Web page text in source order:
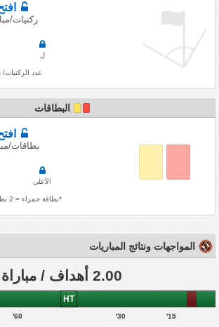
ركنيات/
ل
عدد الركنيات/
البطاقات
بطاقات/
الأعلى
*بطاقة حمراء = 2 بطاقات صفراء
المواجهات ونتائج المباريات
2.00 أهداف / مباراة
15'
30'
HT
60'